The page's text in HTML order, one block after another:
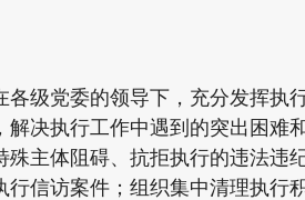
党委的领导下，充分发挥执
决执行工作中遇到的突出困难
主体阻碍、抗拒执行的违法违
信访案件；组织集中清理执行